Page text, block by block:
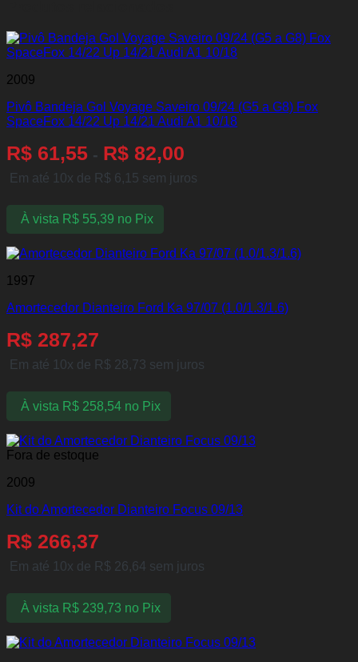
2009
Pivô Bandeja Gol Voyage Saveiro 09/24 (G5 a G8) Fox
SpaceFox 14/22 Up 14/21 Audi A1 10/18
R$ 61,55 - R$ 82,00
Em até 10x de R$ 6,15 sem juros
À vista R$55,39 no Pix
1997
Amortecedor Dianteiro Ford Ka 97/07 (1.0/1.3/1.6)
R$ 287,27
Em até 10x de R$ 28,73 sem juros
À vista R$258,54 no Pix
Fora de estoque
2009
Kit do Amortecedor Dianteiro Focus 09/13
R$ 266,37
Em até 10x de R$ 26,64 sem juros
À vista R$239,73 no Pix